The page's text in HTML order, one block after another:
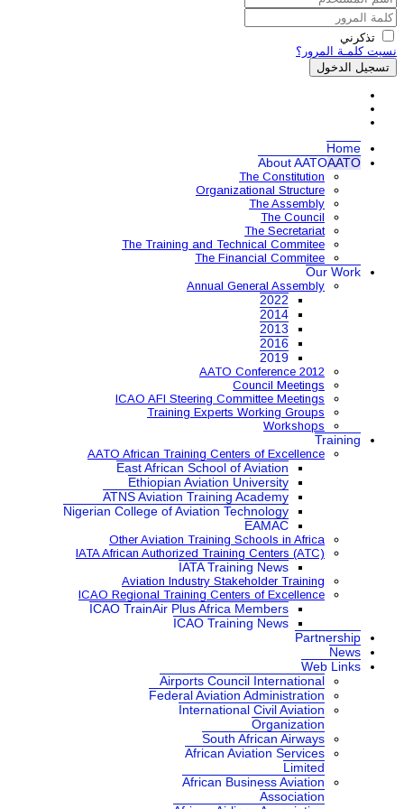
The Training and
ICAO AFI Steering
Training
AATO African Training
East African
ATNS Aviation
Nigerian College of Aviation
Other Aviation
IATA African Authorized
Aviation Industry
ICAO Regional Training
ICAO TrainAir Plus
Federal